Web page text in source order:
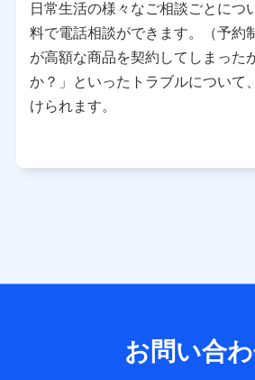
データ憲章」に定める行動原則を順守
※ パーソナルデータダッシュボード
理」の設定状態にかかわらず、共同利
※ dポイントクラブ会員ではないお客
日以降、一度もdポイントクラブ会員で
個人データは、こちら の利用目的の範
用します。
サービス提供等を通じて取得した、以
日常生活の様々なご相談ごとにつ
料で電話相談ができます。（予約
が高額な商品を契約してしまった
か？」といったトラブルについて
けられます。
お問い合